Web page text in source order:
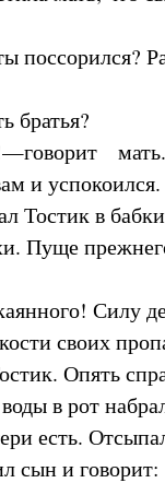
поссорился?
братья?
и успокоился.
Тостик в
Пуще
Силу
своих
Опять
в рот
есть.
сын и говорит: